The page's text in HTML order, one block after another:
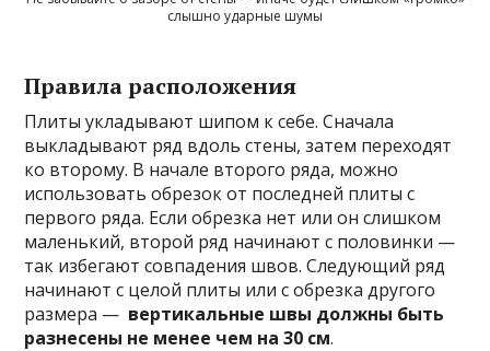
слышно ударные шумы
Правила расположения
Плиты укладывают шипом к себе. Сначала
выкладывают ряд вдоль стены, затем переходят
ко второму. В начале второго ряда, можно
использовать обрезок от последней плиты с
первого ряда. Если обрезка нет или он слишком
маленький, второй ряд начинают с половинки —
так избегают совпадения швов. Следующий ряд
начинают с целой плиты или с обрезка другого
размера — вертикальные швы должны быть
разнесены не менее чем на 30 см.